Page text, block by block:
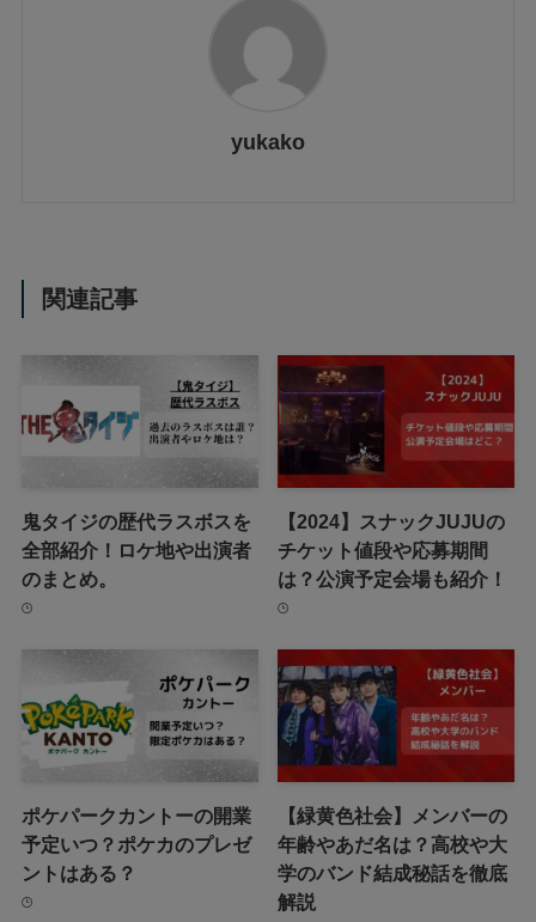
yukako
関連記事
鬼タイジの歴代ラスボスを
全部紹介！ロケ地や出演者
のまとめ。
【2024】スナックJUJUの
チケット値段や応募期間
は？公演予定会場も紹介！
ポケパークカントーの開業
予定いつ？ポケカのプレゼ
ントはある？
【緑黄色社会】メンバーの
年齢やあだ名は？高校や大
学のバンド結成秘話を徹底
解説